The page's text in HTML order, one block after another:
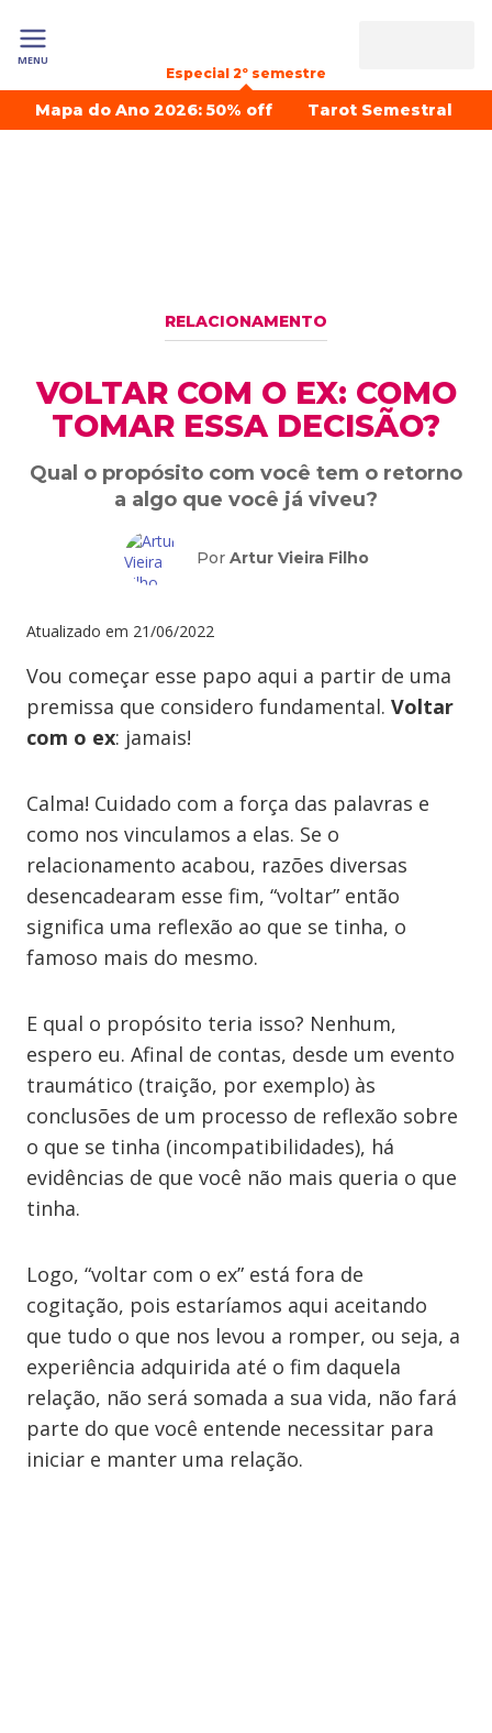
MENU
Especial 2º semestre
Mapa do Ano 2026: 50% off Tarot Semestral
RELACIONAMENTO
VOLTAR COM O EX: COMO
TOMAR ESSA DECISÃO?
Qual o propósito com você tem o retorno
a algo que você já viveu?
Por Artur Vieira Filho
Atualizado em 21/06/2022
Vou começar esse papo aqui a partir de uma
premissa que considero fundamental. Voltar
com o ex: jamais!
Calma! Cuidado com a força das palavras e
como nos vinculamos a elas. Se o
relacionamento acabou, razões diversas
desencadearam esse fim, “voltar” então
significa uma reflexão ao que se tinha, o
famoso mais do mesmo.
E qual o propósito teria isso? Nenhum,
espero eu. Afinal de contas, desde um evento
traumático (traição, por exemplo) às
conclusões de um processo de reflexão sobre
o que se tinha (incompatibilidades), há
evidências de que você não mais queria o que
tinha.
Logo, “voltar com o ex” está fora de
cogitação, pois estaríamos aqui aceitando
que tudo o que nos levou a romper, ou seja, a
experiência adquirida até o fim daquela
relação, não será somada a sua vida, não fará
parte do que você entende necessitar para
iniciar e manter uma relação.